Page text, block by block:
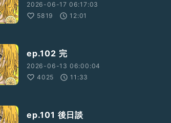
2026-06-17 06:17:03
5819
12:01
ep.102 完
2026-06-13 06:00:04
4025
11:33
ep.101 後日談